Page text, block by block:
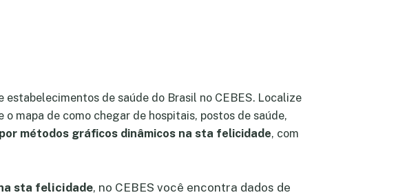
estabelecimentos de saúde do Brasil no CEBES. Localize
mapa de como chegar de hospitais, postos de saúde,
métodos gráficos dinâmicos na sta felicidade, com
sta felicidade, no CEBES você encontra dados de